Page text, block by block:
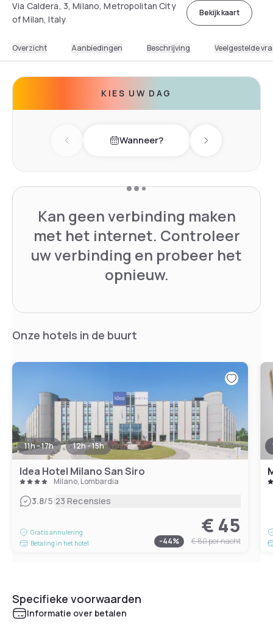
Via Caldera, 3, Milano, Metropolitan City
of Milan, Italy
Bekijk kaart
Overzicht Aanbiedingen Beschrijving Veelgestelde
KIES UW DAG
Previous dayWanneer? Next day
Kan geen verbinding maken
met het internet. Controleer
uw verbinding en probeer het
opnieuw.
Onze hotels in de buurt
11h - 17h 12h - 15h
Idea Hotel Milano San Siro
Milano, Lombardia
3.8/5|23 Recensies
Gratis annulering
Betaling in het hotel
€ 45
-44% € 80per nacht
Specifieke voorwaarden
Informatie over betalen